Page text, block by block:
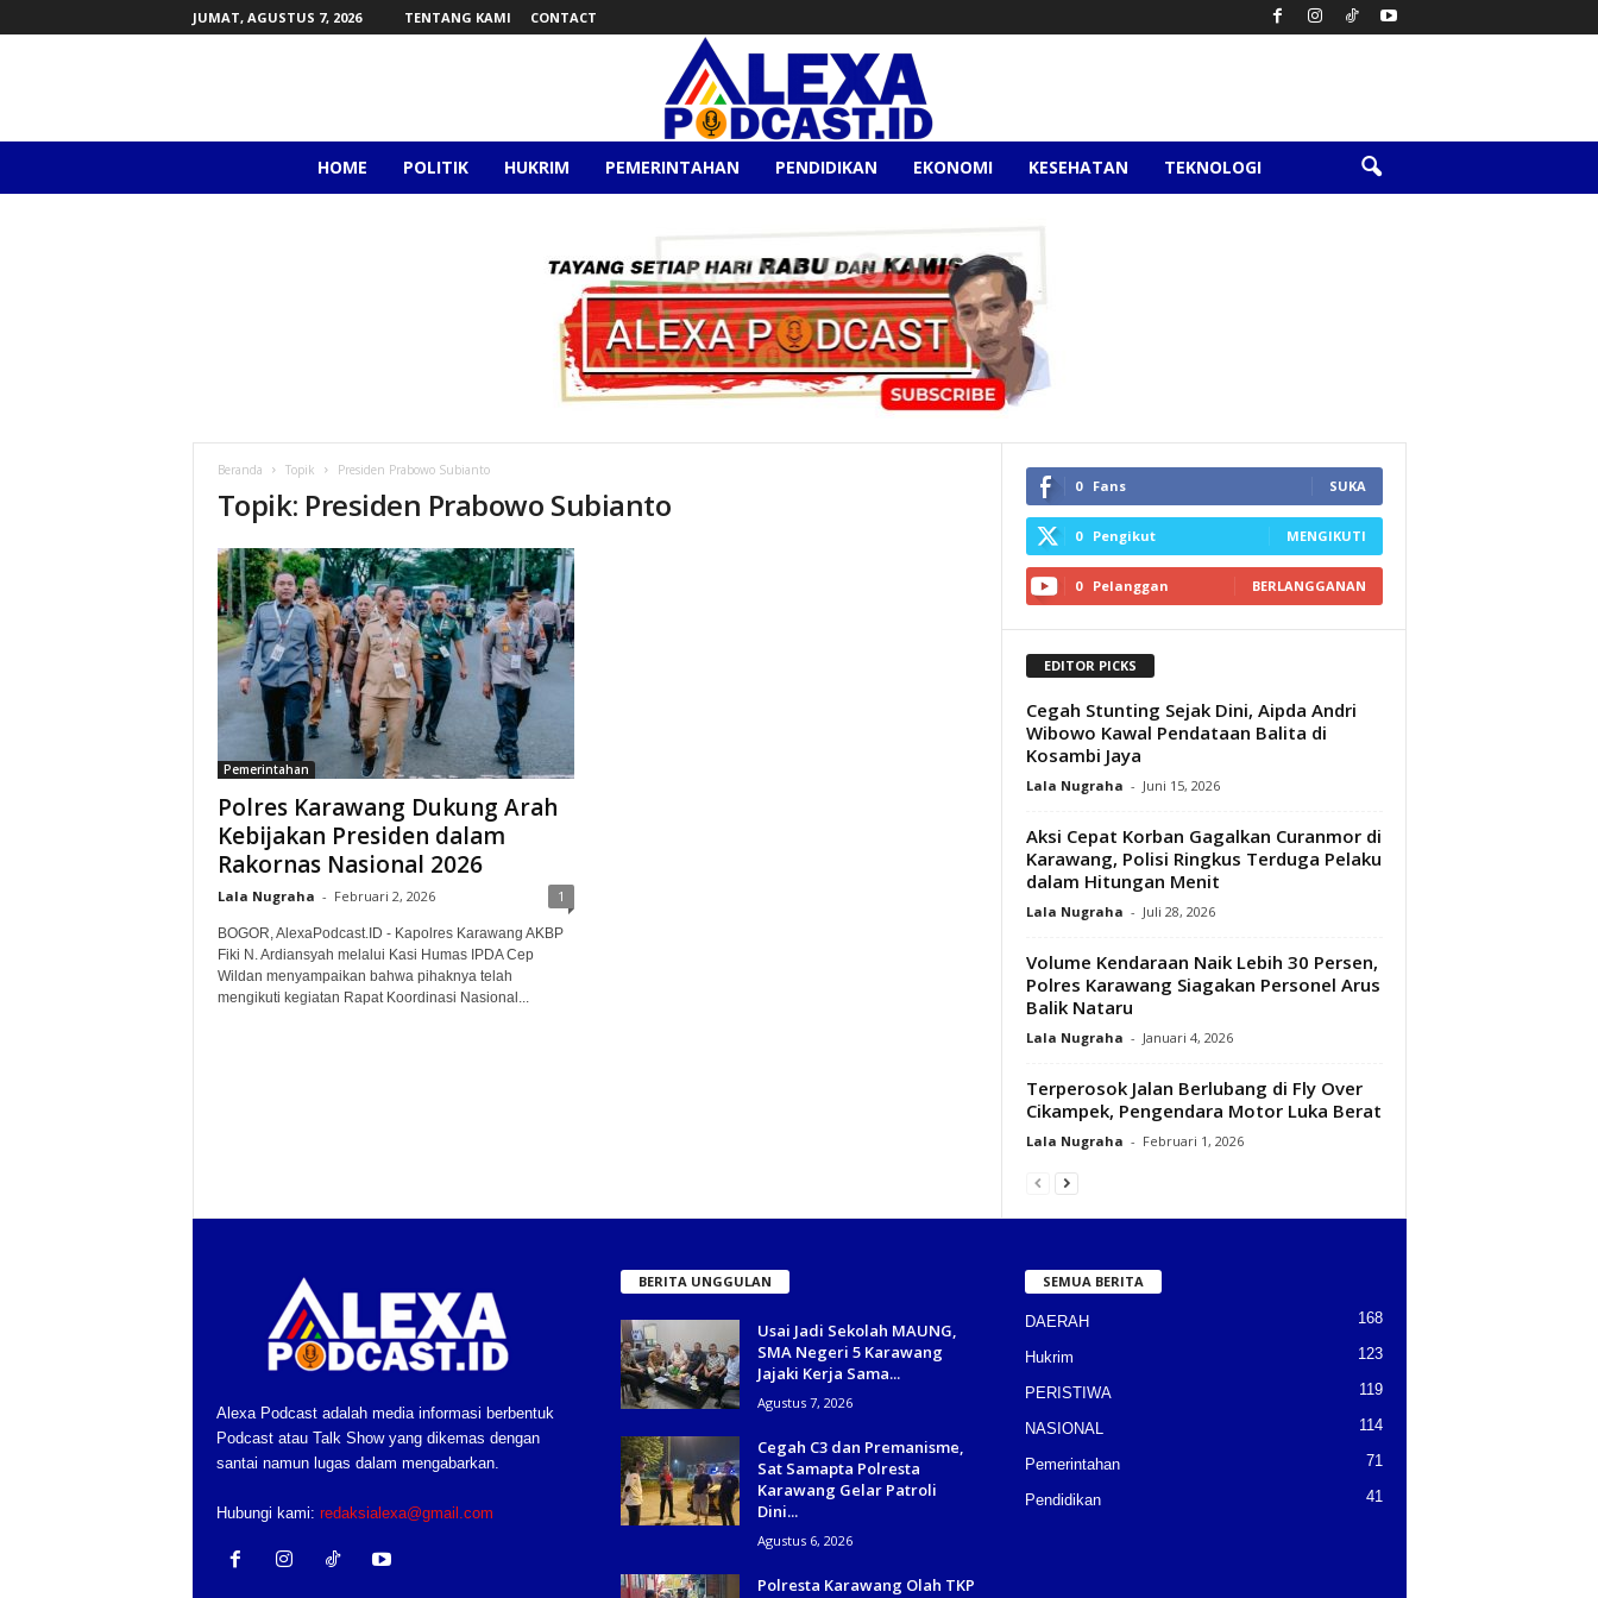
JUMAT, AGUSTUS 7, 2026 TENTANG KAMI CONTACT
HOME POLITIK HUKRIM PEMERINTAHAN PENDIDIKAN EKONOMI KESEHATAN TEKNOLOGI
Beranda Topik Presiden Prabowo Subianto
Topik: Presiden Prabowo Subianto
Pemerintahan
Polres Karawang Dukung Arah
Kebijakan Presiden dalam
Rakornas Nasional 2026‎
Lala Nugraha - Februari 2, 2026 1
BOGOR, AlexaPodcast.ID - Kapolres Karawang AKBP
Fiki N. Ardiansyah melalui Kasi Humas IPDA Cep
Wildan menyampaikan bahwa pihaknya telah
mengikuti kegiatan Rapat Koordinasi Nasional...
0 Fans SUKA
0 Pengikut MENGIKUTI
0 Pelanggan BERLANGGANAN
EDITOR PICKS
Cegah Stunting Sejak Dini, Aipda Andri
Wibowo Kawal Pendataan Balita di
Kosambi Jaya
Lala Nugraha - Juni 15, 2026
Aksi Cepat Korban Gagalkan Curanmor di
Karawang, Polisi Ringkus Terduga Pelaku
dalam Hitungan Menit
Lala Nugraha - Juli 28, 2026
Volume Kendaraan Naik Lebih 30 Persen,
Polres Karawang Siagakan Personel Arus
Balik Nataru‎
Lala Nugraha - Januari 4, 2026
Terperosok Jalan Berlubang di Fly Over
Cikampek, Pengendara Motor Luka Berat
Lala Nugraha - Februari 1, 2026
Alexa Podcast adalah media informasi berbentuk
Podcast atau Talk Show yang dikemas dengan
santai namun lugas dalam mengabarkan.
Hubungi kami: redaksialexa@gmail.com
BERITA UNGGULAN
Usai Jadi Sekolah MAUNG,
SMA Negeri 5 Karawang
Jajaki Kerja Sama...
Agustus 7, 2026
Cegah C3 dan Premanisme,
Sat Samapta Polresta
Karawang Gelar Patroli
Dini...
Agustus 6, 2026
Polresta Karawang Olah TKP
SEMUA BERITA
DAERAH 168
Hukrim 123
PERISTIWA 119
NASIONAL 114
Pemerintahan 71
Pendidikan 41